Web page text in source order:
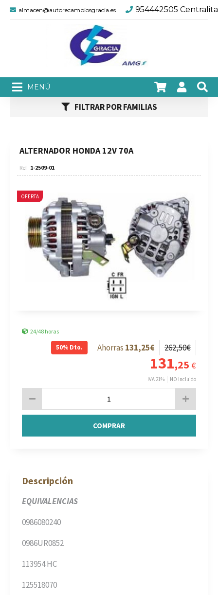
almacen@autorecambiosgracia.es 954442505 Centralita
FILTRAR POR FAMILIAS
ALTERNADOR HONDA 12V 70A
1-2509-01
OFERTA
24/48 horas
50% Dto. 131,25€ 262,50€
131,25 €
IVA 21% NO Incluido
COMPRAR
Descripción
EQUIVALENCIAS
0986080240
0986UR0852
113954 HC
125518070